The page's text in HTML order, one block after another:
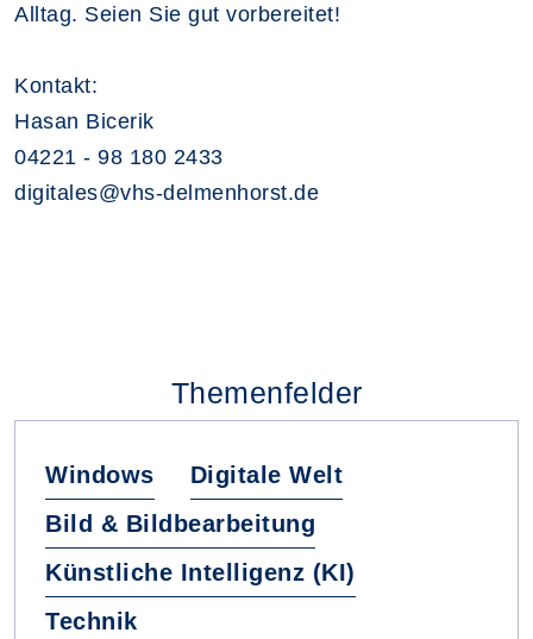
Alltag. Seien Sie gut vorbereitet!
Kontakt:
Hasan Bicerik
04221 - 98 180 2433
digitales@vhs-delmenhorst.de
Themenfelder
Windows
Digitale Welt
Bild & Bildbearbeitung
Künstliche Intelligenz (KI)
Technik